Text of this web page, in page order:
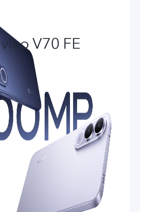
vivo V70 FE